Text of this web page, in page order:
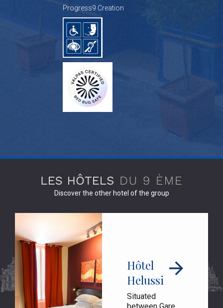
Progress9 Creation
Discover the other hotel of the group
Hôtel
Helussi
Situated